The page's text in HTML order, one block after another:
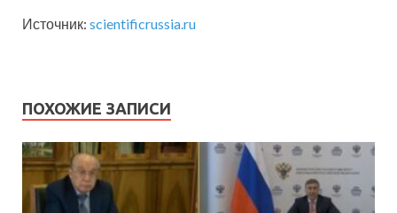
Источник: scientificrussia.ru
ПОХОЖИЕ ЗАПИСИ